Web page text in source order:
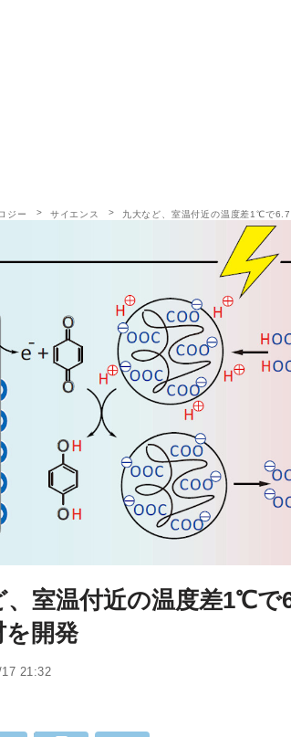
ジー サイエンス 九大など、室温付近の温度差1℃で
、室温付近の温度差1℃で
を開発
21:32